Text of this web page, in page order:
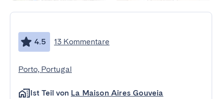
4.5 13 Kommentare
Porto, Portugal
Ist Teil von La Maison Aires Gouveia